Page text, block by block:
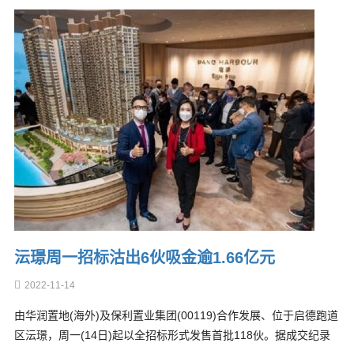
沄璟周一招标沽出6伙吸金逾1.66亿元
2022-11-14
由华润置地(海外)及保利置业集团(00119)合作发展、位于启德跑道
区沄璟，周一(14日)起以全招标形式发售首批118伙。据成交纪录